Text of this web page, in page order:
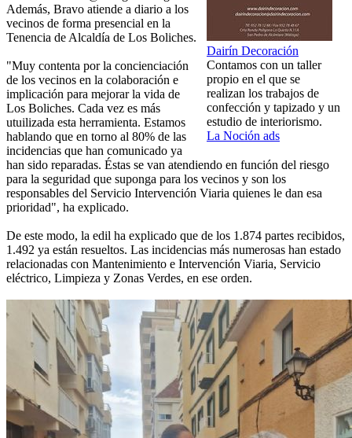
Dairín Decoración
Contamos con un taller
propio en el que se
realizan los trabajos de
confección y tapizado y un
estudio de interiorismo.
La Noción ads
Además, Bravo atiende a diario a los
vecinos de forma presencial en la
Tenencia de Alcaldía de Los Boliches.
"Muy contenta por la concienciación
de los vecinos en la colaboración e
implicación para mejorar la vida de
Los Boliches. Cada vez es más
utuilizada esta herramienta. Estamos
hablando que en torno al 80% de las
incidencias que han comunicado ya
han sido reparadas. Éstas se van atendiendo en función del riesgo
para la seguridad que suponga para los vecinos y son los
responsables del Servicio Intervención Viaria quienes le dan esa
prioridad", ha explicado.
De este modo, la edil ha explicado que de los 1.874 partes recibidos,
1.492 ya están resueltos. Las incidencias más numerosas han estado
relacionadas con Mantenimiento e Intervención Viaria, Servicio
eléctrico, Limpieza y Zonas Verdes, en ese orden.